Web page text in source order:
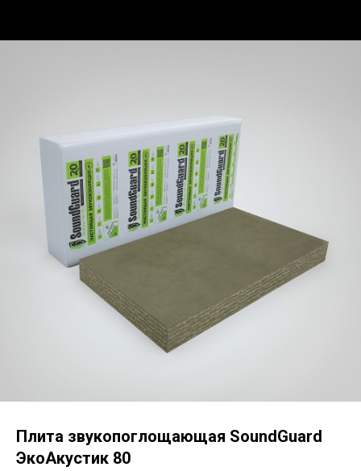
Плита звукопоглощающая SoundGuard
ЭкоАкустик 80